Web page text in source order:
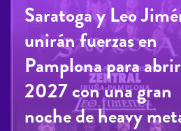
Saratoga y Leo
unirán fuerzas en
Pamplona para abrir
2027 con una gran
noche de heavy